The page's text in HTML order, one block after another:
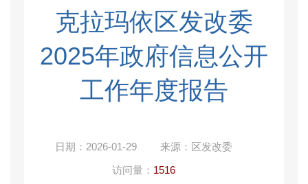
克拉玛依区发改委
2025年政府信息公开
工作年度报告
日期： 2026-01-29 来源： 区发改委
访问量： 1516